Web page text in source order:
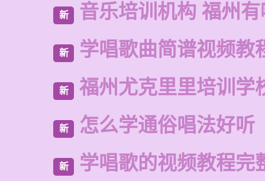
新 音乐培训机构 福州
新 学唱歌曲简谱视频教
新 福州尤克里里培训学
新 怎么学通俗唱法好听
新 学唱歌的视频教程完